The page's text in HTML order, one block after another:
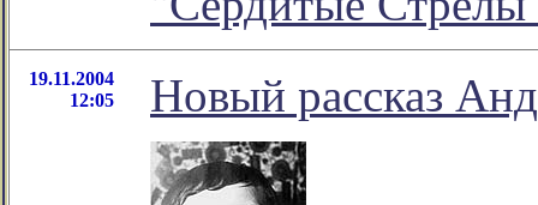
19.11.2004
12:05
Новый рассказ